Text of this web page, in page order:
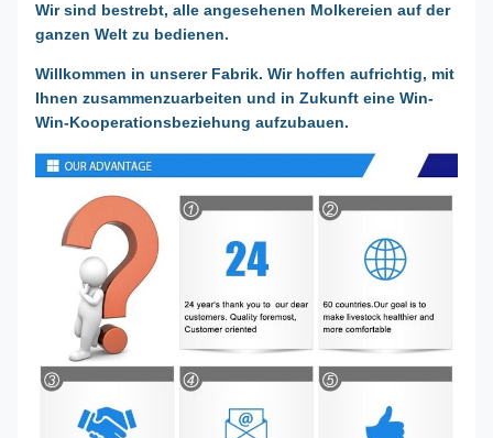
Wir sind bestrebt, alle angesehenen Molkereien auf der
ganzen Welt zu bedienen.
Willkommen in unserer Fabrik. Wir hoffen aufrichtig, mit
Ihnen zusammenzuarbeiten und in Zukunft eine Win-
Win-Kooperationsbeziehung aufzubauen.